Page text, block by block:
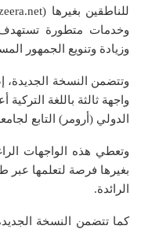
وخدمات متطورة تستهدف
وزيادة وتنويع الجمهور
وتتضمن النسخة الجديدة،
واجهة ثالثة باللغة
الدولي (أرومر) التابع لجامعة 29 مايو
وتعطي هذه الواجهات
بغيرها فرصة لتعلمها عبر
الرائدة.
كما تتضمن النسخة